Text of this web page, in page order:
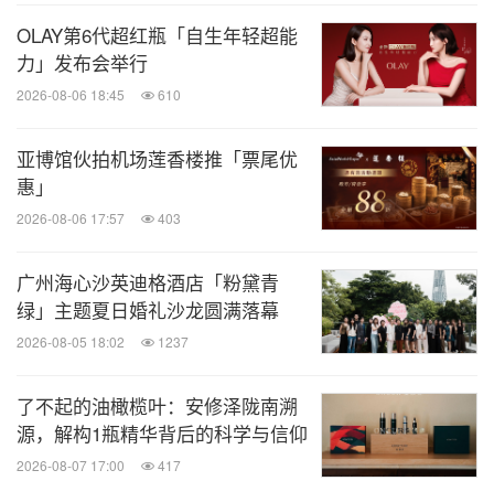
溯到现代风格。
经过解构重塑的经典单品以全新姿态焕发新生
四大美学章节铺陈叙事，三大经典符号焕发新生
此次大秀分为「红土之王」、「黄金一代」、「钻石
OLAY第6代超红瓶「自生年轻超能
力」发布会举行
2026-08-06 18:45 610
亚博馆伙拍机场莲香楼推「票尾优
惠」
2026-08-06 17:57 403
广州海心沙英迪格酒店「粉黛青
绿」主题夏日婚礼沙龙圆满落幕
2026-08-05 18:02 1237
了不起的油橄榄叶：安修泽陇南溯
源，解构1瓶精华背后的科学与信仰
2026-08-07 17:00 417